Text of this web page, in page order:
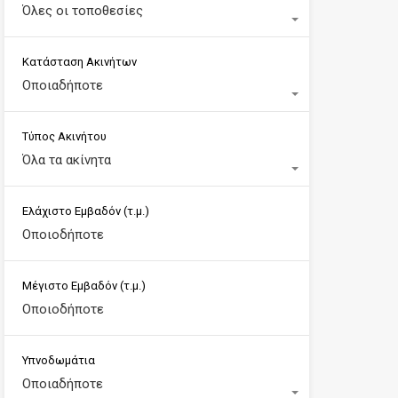
Όλες οι τοποθεσίες
Κατάσταση Ακινήτων
Οποιαδήποτε
Τύπος Ακινήτου
Όλα τα ακίνητα
Ελάχιστο Εμβαδόν (τ.μ.)
Μέγιστο Εμβαδόν (τ.μ.)
Υπνοδωμάτια
Οποιαδήποτε